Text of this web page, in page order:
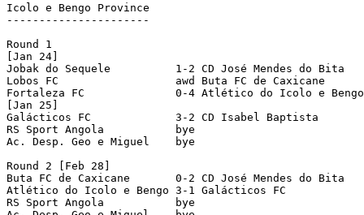
Icolo e Bengo Province
----------------------
Round 1
[Jan 24]
Jobak do Sequele	  1-2 CD José Mendes do Bita
Lobos FC 		  awd Buta FC de Caxicane		[0-3 awarded; Lobos dns]
Fortaleza FC	          0-4 Atlético do Icolo e Bengo
[Jan 25]
Galácticos FC 		  3-2 CD Isabel Baptista
RS Sport Angola		  bye
Ac. Desp. Geo e Miguel    bye
Round 2 [Feb 28]
Buta FC de Caxicane	  0-2 CD José Mendes do Bita
Atlético do Icolo e Bengo 3-1 Galácticos FC
RS Sport Angola		  bye